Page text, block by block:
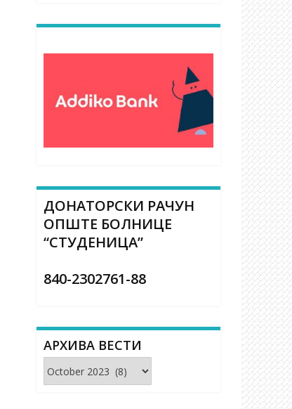
ДОНАТОРСКИ РАЧУН
ОПШТЕ БОЛНИЦЕ
“СТУДЕНИЦА”
840-2302761-88
АРХИВА ВЕСТИ
Архива
вести